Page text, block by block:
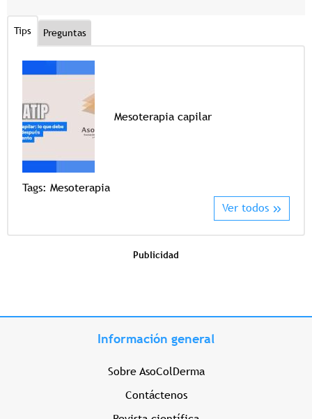
Tips Preguntas
Mesoterapia capilar
Tags: Mesoterapia
Ver todos
Publicidad
Información general
Sobre AsoColDerma
Contáctenos